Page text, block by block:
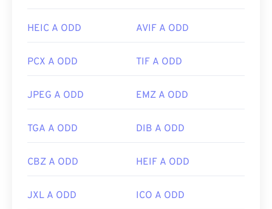
visita DjVu.org
. Sono inoltre disponibili diversi
convertitori multipiattaforma c'è anche
qualità e compressione. Il nome di questo
Sviluppato da:
Link utili:
HEIC A ODD AVIF A ODD
PCX A ODD TIF A ODD
JPEG A ODD EMZ A ODD
TGA A ODD DIB A ODD
CBZ A ODD HEIF A ODD
JXL A ODD ICO A ODD